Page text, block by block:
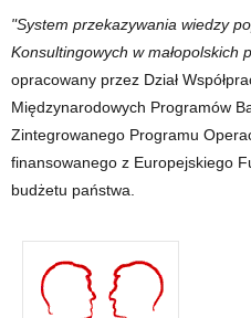
"System przekazywania wiedzy
Konsultingowych w małopolskich
opracowany przez Dział
Międzynarodowych Programów
Zintegrowanego Programu
finansowanego z Europejskiego
budżetu państwa.